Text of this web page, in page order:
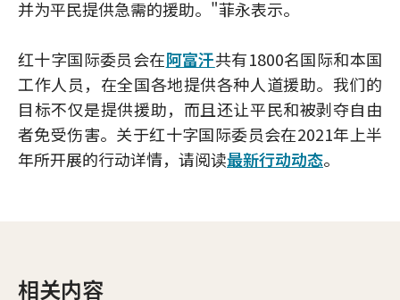
并为平民提供急需的援助。"菲永表示。
红十字国际委员会在阿富汗共有1800名国际和本国
工作人员，在全国各地提供各种人道援助。我们的
目标不仅是提供援助，而且还让平民和被剥夺自由
者免受伤害。关于红十字国际委员会在2021年上半
年所开展的行动详情，请阅读最新行动动态。
相关内容